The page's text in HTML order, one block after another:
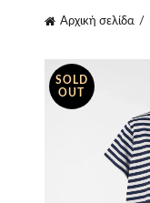
Αρχική σελίδα
SOLD
OUT